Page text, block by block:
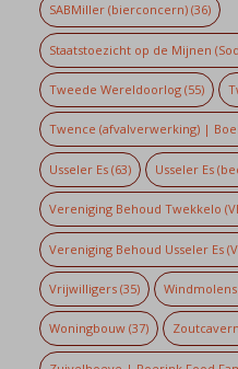
SABMiller (bierconcern)(36)
Staatstoezicht op de Mijnen
Tweede Wereldoorlog(55)
Twence (afvalverwerking) |
Usseler Es(63) Usseler Es
Vereniging Behoud Twekkelo
Vereniging Behoud Usseler Es
Vrijwilligers(35) Windmolens
Woningbouw(37)